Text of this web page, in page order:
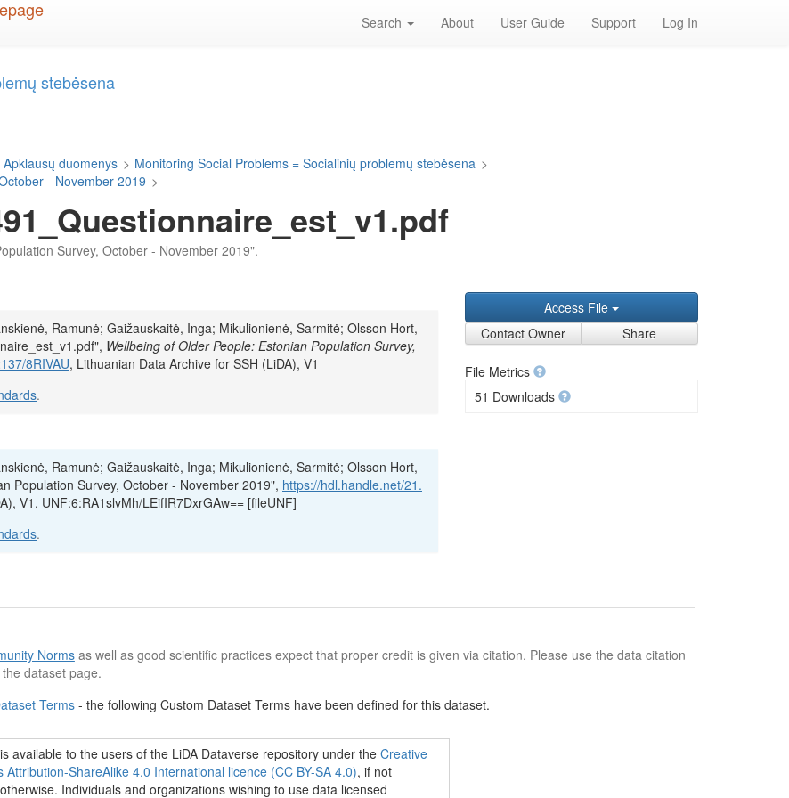
Search About User Guide Support Log In
stebėsena
duomenys > Monitoring Social Problems = Socialinių problemų stebėsena >
- November 2019 >
Survey, October - November 2019".
Ramunė; Gaižauskaitė, Inga; Mikulionienė, Sarmitė; Olsson Hort,
Wellbeing of Older People: Estonian Population Survey,
8RIVAU, Lithuanian Data Archive for SSH (LiDA), V1
.
Ramunė; Gaižauskaitė, Inga; Mikulionienė, Sarmitė; Olsson Hort,
Population Survey, October - November 2019", https://hdl.handle.net/21.
V1, UNF:6:RA1slvMh/LEifIR7DxrGAw== [fileUNF]
.
Access File
Contact Owner
Share
File Metrics
51 Downloads
Normsas well as good scientific practices expect that proper credit is given via citation. Please use the data citation
dataset page.
Terms - the following Custom Dataset Terms have been defined for this dataset.
available to the users of the LiDA Dataverse repository under the Creative
Attribution-ShareAlike 4.0 International licence (CC BY-SA 4.0), if not
Individuals and organizations wishing to use data licensed